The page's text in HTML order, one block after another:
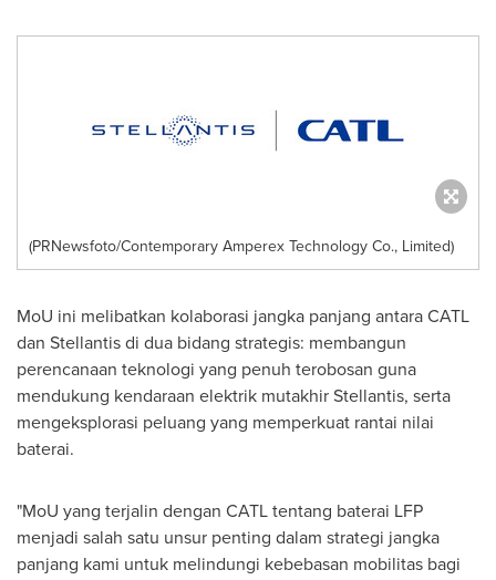
(PRNewsfoto/Contemporary Amperex Technology Co., Limited)
MoU ini melibatkan kolaborasi jangka panjang antara CATL
dan Stellantis di dua bidang strategis: membangun
perencanaan teknologi yang penuh terobosan guna
mendukung kendaraan elektrik mutakhir Stellantis, serta
mengeksplorasi peluang yang memperkuat rantai nilai
baterai.
"MoU yang terjalin dengan CATL tentang baterai LFP
menjadi salah satu unsur penting dalam strategi jangka
panjang kami untuk melindungi kebebasan mobilitas bagi